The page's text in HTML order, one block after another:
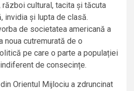
cultural, tacita și tăcuta
invidia și lupta de clasă.
de societatea americană a
noua cutremurată de o
pe care o parte a populației
de consecințe.
Orientul Mijlociu a zdruncinat